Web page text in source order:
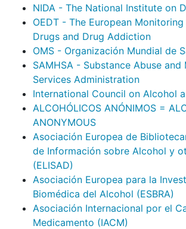
NIDA - The National Institute on
OEDT - The European
Drugs and Drug Addiction
OMS - Organización Mundial de
SAMHSA - Substance Abuse and
Services Administration
International Council on Alcohol
ALCOHÓLICOS ANÓNIMOS =
ANONYMOUS
Asociación Europea de
de Información sobre Alcohol y
(ELISAD)
Asociación Europea para la
Biomédica del Alcohol (ESBRA)
Asociación Internacional por el
Medicamento (IACM)